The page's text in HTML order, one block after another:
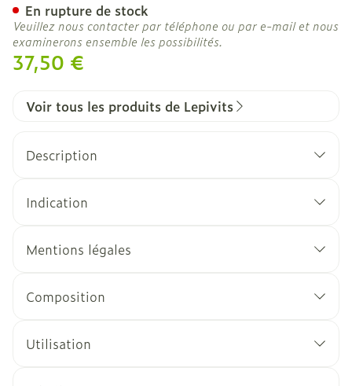
37,50 €
En rupture de stock
Veuillez nous contacter par téléphone ou par e-mail et nous
examinerons ensemble les possibilités.
Voir tous les produits de Lepivits
Description
Indication
Mentions légales
Composition
Utilisation